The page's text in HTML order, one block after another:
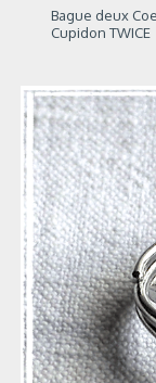
Bague deux
Cupidon TWICE